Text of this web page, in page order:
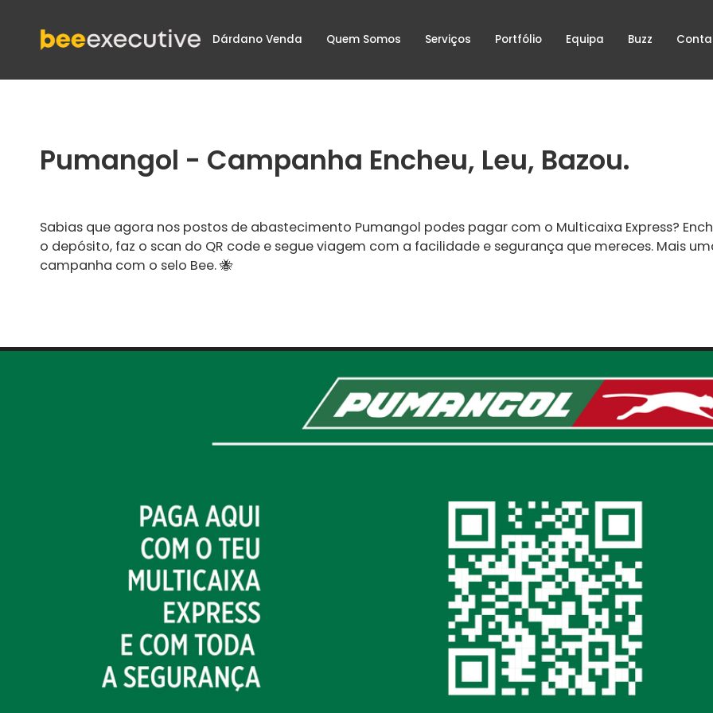
Dárdano Venda Quem Somos Serviços Portfólio Equipa Buzz
Pumangol - Campanha Encheu, Leu, Bazou.
Sabias que agora nos postos de abastecimento Pumangol podes pagar com o Multicaixa Express?
o depósito, faz o scan do QR code e segue viagem com a facilidade e segurança que mereces. Mais
campanha com o selo Bee. 🐝